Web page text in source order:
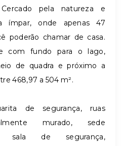
pela natureza e
ímpar, onde apenas 47
poderão chamar de casa.
com fundo para o lago,
de quadra e próximo a
468,97 a 504 m².
de segurança, ruas
murado, sede
sala de segurança,